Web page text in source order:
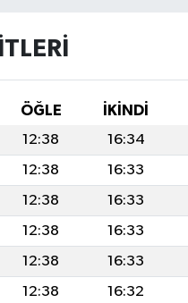
ÖĞLE İKINDI
12:38 16:34
12:38 16:33
12:38 16:33
12:38 16:33
12:38 16:33
12:38 16:32